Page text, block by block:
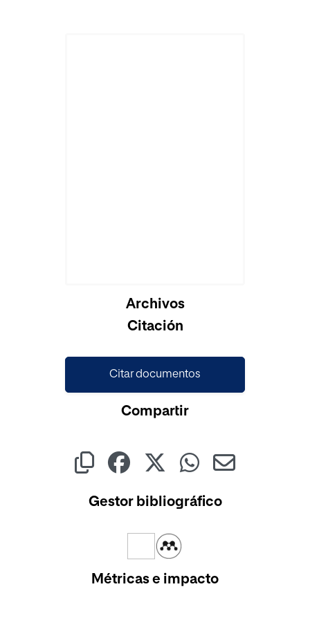
Archivos
Citación
Citar documentos
Compartir
Gestor bibliográfico
Métricas e impacto